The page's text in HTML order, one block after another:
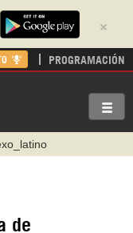
×
PROGRAMACIÓN
c/hispantv
921 79 29 404
de